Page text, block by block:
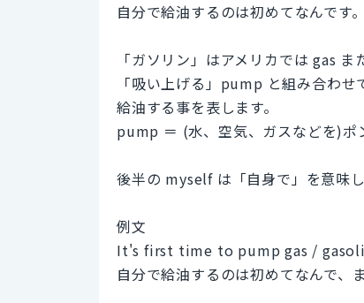
自分で給油するのは初めてなんです。
「ガソリン」はアメリカでは gas
「吸い上げる」pump と組み合わ
給油する事を表します。
pump ＝ (水、空気、ガスなどを)ポ
後半の myself は「自身で」を意味
例文
It's first time to pump gas /
自分で給油するのは初めてなんで、